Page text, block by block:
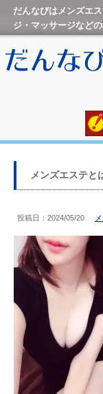
だんなびはメンズエ
ジ・マッサージなど
メンズエステと
投稿日：2024/05/20